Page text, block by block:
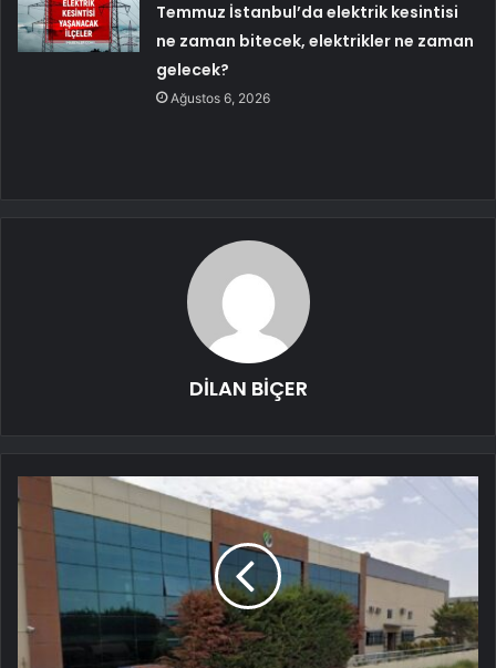
Temmuz İstanbul’da elektrik kesintisi
ne zaman bitecek, elektrikler ne zaman
gelecek?
Ağustos 6, 2026
DİLAN BİÇER